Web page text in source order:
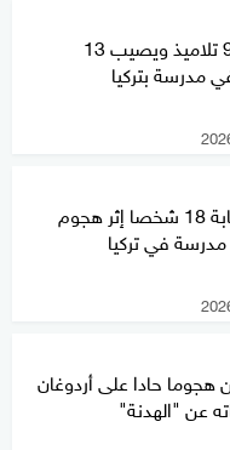
فتى يقتل 9 تلاميذ ويصيب 13
مدرسة بتركيا
فيديو.. إصابة 18 شخصا إثر هجوم
في تركيا
هجوما حادا على أردوغان
عن "الهدنة"